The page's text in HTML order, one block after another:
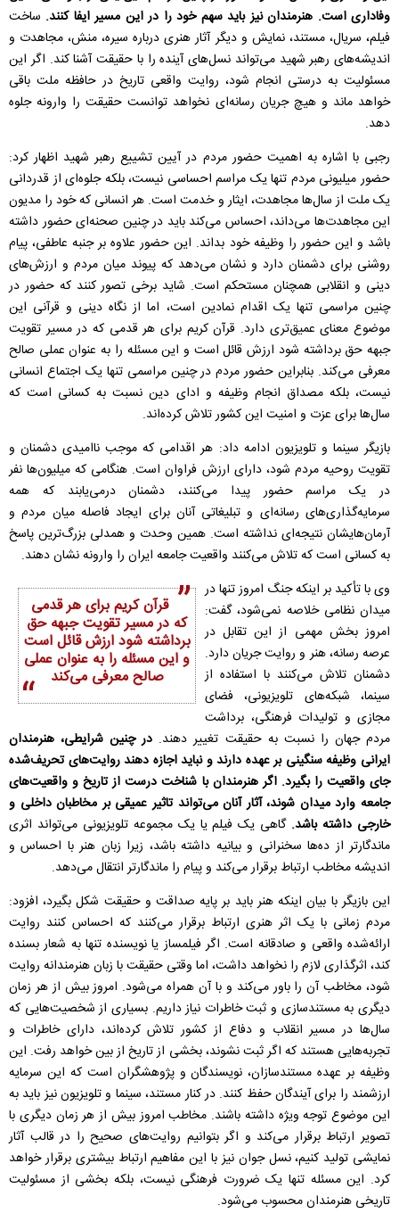
وفاداری است. هنرمندان نیز باید سهم خود را در این مسیر ایفا کنند. ساخت
فیلم، سریال، مستند، نمایش و دیگر آثار هنری درباره سیره، منش، مجاهدت و
اندیشه‌های رهبر شهید می‌تواند نسل‌های آینده را با حقیقت آشنا کند. اگر این
مسئولیت به درستی انجام شود، روایت واقعی تاریخ در حافظه ملت باقی
خواهد ماند و هیچ جریان رسانه‌ای نخواهد توانست حقیقت را وارونه جلوه
دهد.
رجبی با اشاره به اهمیت حضور مردم در آیین تشییع رهبر شهید اظهار کرد:
حضور میلیونی مردم تنها یک مراسم احساسی نیست، بلکه جلوه‌ای از قدردانی
یک ملت از سال‌ها مجاهدت، ایثار و خدمت است. هر انسانی که خود را مدیون
این مجاهدت‌ها می‌داند، احساس می‌کند باید در چنین صحنه‌ای حضور داشته
باشد و این حضور را وظیفه خود بداند. این حضور علاوه بر جنبه عاطفی، پیام
روشنی برای دشمنان دارد و نشان می‌دهد که پیوند میان مردم و ارزش‌های
دینی و انقلابی همچنان مستحکم است. شاید برخی تصور کنند که حضور در
چنین مراسمی تنها یک اقدام نمادین است، اما از نگاه دینی و قرآنی این
موضوع معنای عمیق‌تری دارد. قرآن کریم برای هر قدمی که در مسیر تقویت
جبهه حق برداشته شود ارزش قائل است و این مسئله را به عنوان عملی صالح
معرفی می‌کند. بنابراین حضور مردم در چنین مراسمی تنها یک اجتماع انسانی
نیست، بلکه مصداق انجام وظیفه و ادای دین نسبت به کسانی است که
سال‌ها برای عزت و امنیت این کشور تلاش کرده‌اند.
بازیگر سینما و تلویزیون ادامه داد: هر اقدامی که موجب ناامیدی دشمنان و
تقویت روحیه مردم شود، دارای ارزش فراوان است. هنگامی که میلیون‌ها نفر
در یک مراسم حضور پیدا می‌کنند، دشمنان درمی‌یابند که همه
سرمایه‌گذاری‌های رسانه‌ای و تبلیغاتی آنان برای ایجاد فاصله میان مردم و
آرمان‌هایشان نتیجه‌ای نداشته است. همین وحدت و همدلی بزرگ‌ترین پاسخ
به کسانی است که تلاش می‌کنند واقعیت جامعه ایران را وارونه نشان دهند.
قرآن کریم برای هر قدمی
که در مسیر تقویت جبهه حق
برداشته شود ارزش قائل است
و این مسئله را به عنوان عملی
صالح معرفی می‌کند
وی با تأکید بر اینکه جنگ امروز تنها در
میدان نظامی خلاصه نمی‌شود، گفت:
امروز بخش مهمی از این تقابل در
عرصه رسانه، هنر و روایت جریان دارد.
دشمنان تلاش می‌کنند با استفاده از
سینما، شبکه‌های تلویزیونی، فضای
مجازی و تولیدات فرهنگی، برداشت
مردم جهان را نسبت به حقیقت تغییر دهند. در چنین شرایطی، هنرمندان
ایرانی وظیفه سنگینی بر عهده دارند و نباید اجازه دهند روایت‌های تحریف‌شده
جای واقعیت را بگیرد. اگر هنرمندان با شناخت درست از تاریخ و واقعیت‌های
جامعه وارد میدان شوند، آثار آنان می‌تواند تاثیر عمیقی بر مخاطبان داخلی و
خارجی داشته باشد.گاهی یک فیلم یا یک مجموعه تلویزیونی می‌تواند اثری
ماندگارتر از ده‌ها سخنرانی و بیانیه داشته باشد، زیرا زبان هنر با احساس و
اندیشه مخاطب ارتباط برقرار می‌کند و پیام را ماندگارتر انتقال می‌دهد.
این بازیگر با بیان اینکه هنر باید بر پایه صداقت و حقیقت شکل بگیرد، افزود:
مردم زمانی با یک اثر هنری ارتباط برقرار می‌کنند که احساس کنند روایت
ارائه‌شده واقعی و صادقانه است. اگر فیلمساز یا نویسنده تنها به شعار بسنده
کند، اثرگذاری لازم را نخواهد داشت، اما وقتی حقیقت با زبان هنرمندانه روایت
شود، مخاطب آن را باور می‌کند و با آن همراه می‌شود. امروز بیش از هر زمان
دیگری به مستندسازی و ثبت خاطرات نیاز داریم. بسیاری از شخصیت‌هایی که
سال‌ها در مسیر انقلاب و دفاع از کشور تلاش کرده‌اند، دارای خاطرات و
تجربه‌هایی هستند که اگر ثبت نشوند، بخشی از تاریخ از بین خواهد رفت. این
وظیفه بر عهده مستندسازان، نویسندگان و پژوهشگران است که این سرمایه
ارزشمند را برای آیندگان حفظ کنند. در کنار مستند، سینما و تلویزیون نیز باید به
این موضوع توجه ویژه داشته باشند. مخاطب امروز بیش از هر زمان دیگری با
تصویر ارتباط برقرار می‌کند و اگر بتوانیم روایت‌های صحیح را در قالب آثار
نمایشی تولید کنیم، نسل جوان نیز با این مفاهیم ارتباط بیشتری برقرار خواهد
کرد. این مسئله تنها یک ضرورت فرهنگی نیست، بلکه بخشی از مسئولیت
تاریخی هنرمندان محسوب می‌شود.